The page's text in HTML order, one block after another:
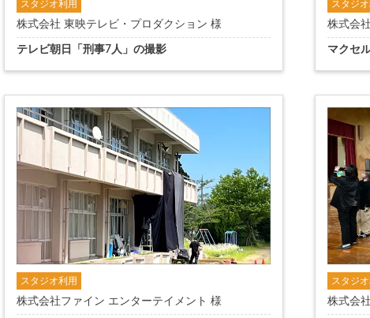
スタジオ利用
株式会社 東映テレビ・プロダクション 様
テレビ朝日「刑事7人」の撮影
スタジ
株式会
マクセ
スタジオ利用
株式会社ファイン エンターテイメント 様
スタジ
株式会